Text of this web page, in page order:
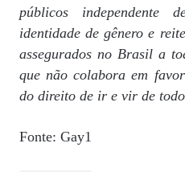
públicos independente
identidade de gênero e
assegurados no Brasil a
que não colabora em
do direito de ir e vir de
Fonte: Gay1